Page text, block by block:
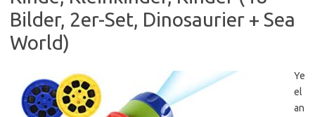
Bilder, 2er-Set, Dinosaurier + Sea
World)
Ye
el
an